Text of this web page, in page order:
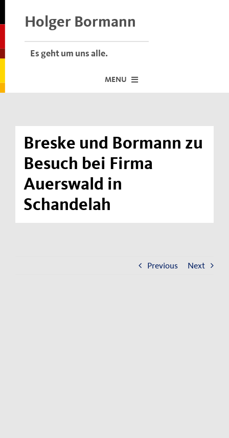
Holger Bormann
Es geht um uns alle.
MENU
Über mich
Dafür stehe ich
Termine vor Ort
Neuigkeiten
Breske und Bormann zu
Besuch bei Firma
Auerswald in
Schandelah
Previous Next